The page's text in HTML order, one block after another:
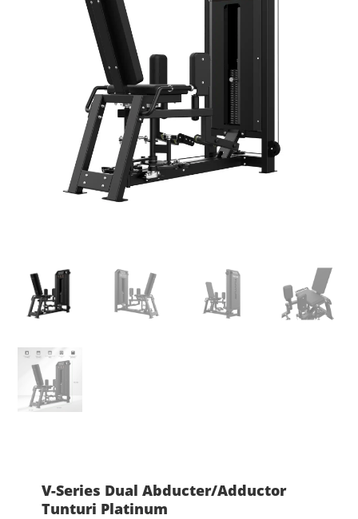
V-Series Dual Abducter/Adductor
Tunturi Platinum